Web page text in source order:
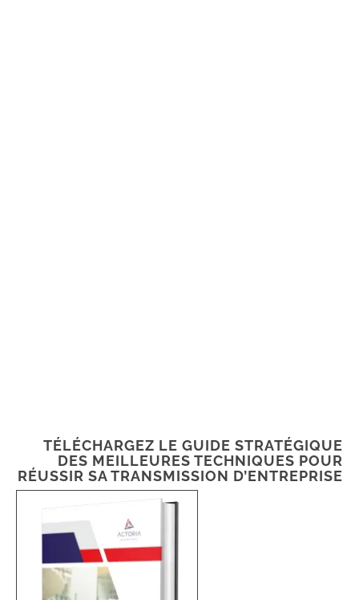
TÉLÉCHARGEZ LE GUIDE STRATÉGIQUE
DES MEILLEURES TECHNIQUES POUR
RÉUSSIR SA TRANSMISSION D’ENTREPRISE